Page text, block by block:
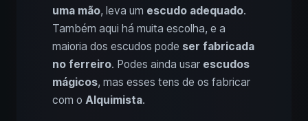
uma mão, leva um escudo adequado.
Também aqui há muita escolha, e a
maioria dos escudos pode ser fabricada
no ferreiro. Podes ainda usar escudos
mágicos, mas esses tens de os fabricar
com o Alquimista.